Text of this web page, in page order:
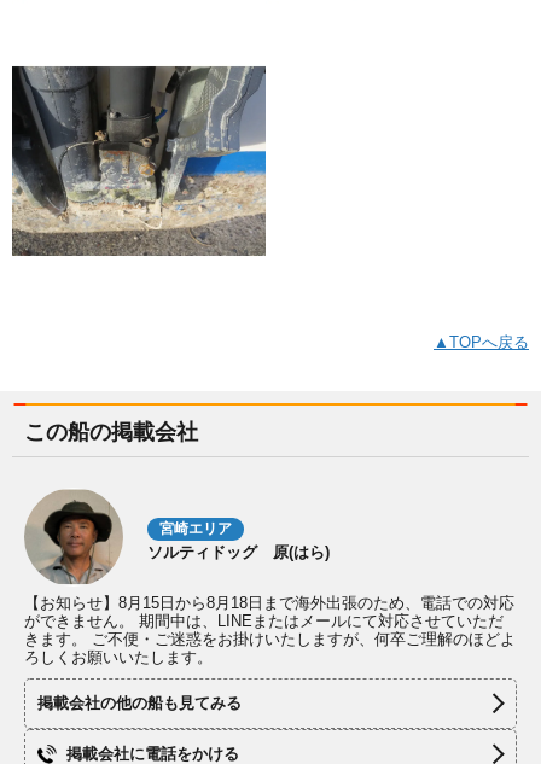
▲TOPへ戻る
この船の掲載会社
宮崎エリア
ソルティドッグ 原(はら)
【お知らせ】8月15日から8月18日まで海外出張のため、電話での対応
ができません。 期間中は、LINEまたはメールにて対応させていただ
きます。 ご不便・ご迷惑をお掛けいたしますが、何卒ご理解のほどよ
ろしくお願いいたします。
掲載会社の他の船も見てみる
掲載会社に電話をかける